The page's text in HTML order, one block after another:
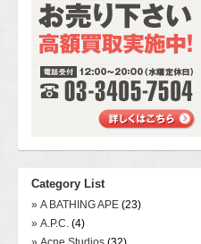
Category List
» A BATHING APE (23)
» A.P.C. (4)